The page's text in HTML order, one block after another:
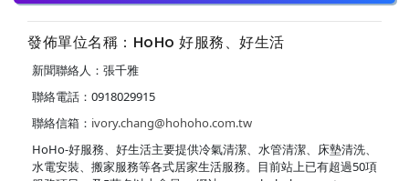
發佈單位名稱：HoHo 好服務、好生活
新聞聯絡人：張千雅
聯絡電話：0918029915
聯絡信箱： ivory.chang@hohoho.com.tw
HoHo-好服務、好生活主要提供冷氣清潔、水管清潔、床墊清洗、
水電安裝、搬家服務等各式居家生活服務。目前站上已有超過50項